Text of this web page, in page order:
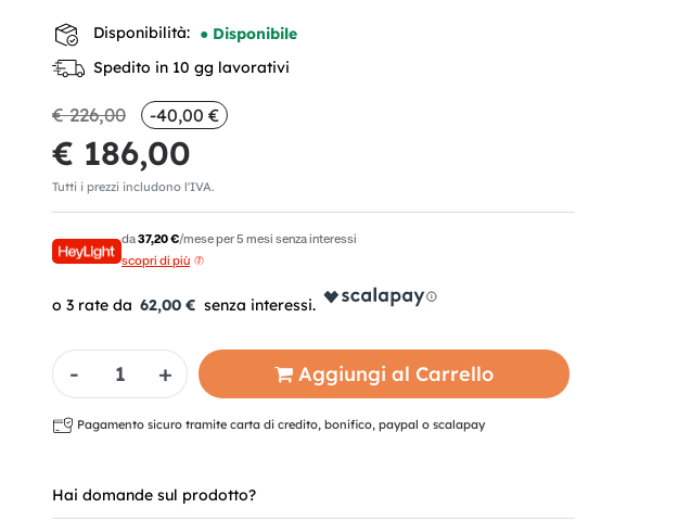
Disponibilità: ● Disponibile
Spedito in 10 gg lavorativi
€ 226,00 -40,00 €
€ 186,00
Tutti i prezzi includono l'IVA.
da37,20 €/mese per 5 mesi senza interessi
scopri di più
62,00 €
Quantità
Aggiungi al Carrello
Pagamento sicuro tramite carta di credito, bonifico, paypal o scalapay
Hai domande sul prodotto?